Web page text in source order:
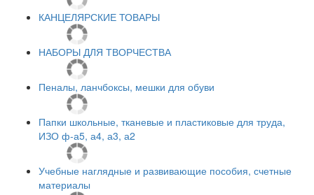
КАНЦЕЛЯРСКИЕ ТОВАРЫ
НАБОРЫ ДЛЯ ТВОРЧЕСТВА
Пеналы, ланчбоксы, мешки для обуви
Папки школьные, тканевые и пластиковые для труда,
ИЗО ф-а5, а4, а3, а2
Учебные наглядные и развивающие пособия, счетные
материалы